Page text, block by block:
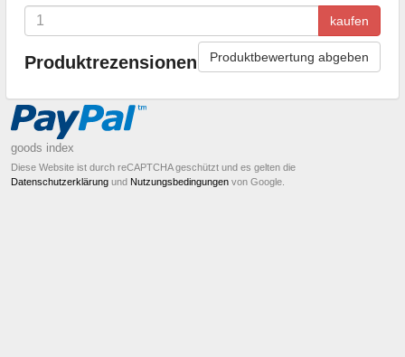
kaufen
Produktrezensionen Produktbewertung abgeben
goods index
Diese Website ist durch reCAPTCHA geschützt und es gelten die
Datenschutzerklärung und Nutzungsbedingungen von Google.